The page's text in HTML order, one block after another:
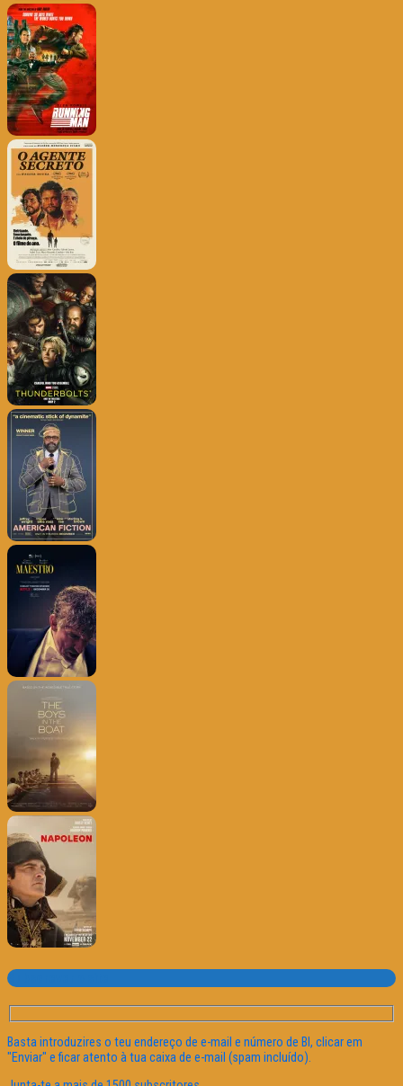
Subscrever o site
Basta introduzires o teu endereço de e-mail e número de BI, clicar em
"Enviar" e ficar atento à tua caixa de e-mail (spam incluído).